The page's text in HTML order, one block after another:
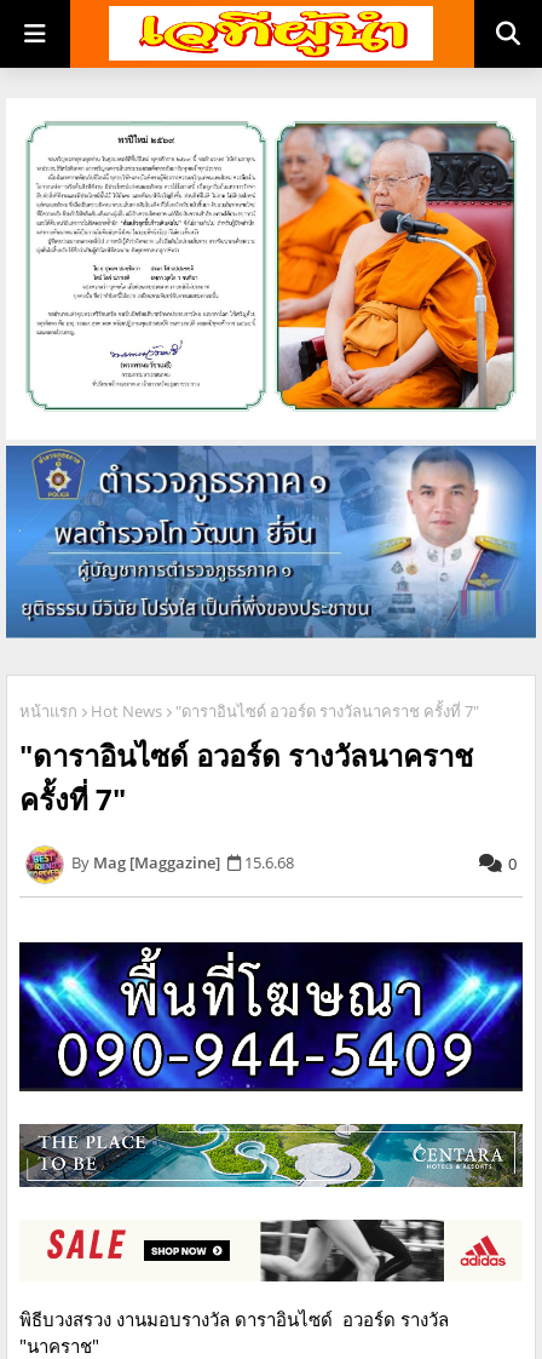
หน้าแรก Hot News "ดาราอินไซด์ อวอร์ด รางวัลนาคราช ครั้งที่ 7"
"ดาราอินไซด์ อวอร์ด รางวัลนาคราช
ครั้งที่ 7"
Mag [Maggazine] 15.6.68 0
พิธีบวงสรวง​ งานมอบรางวัล ดาราอินไซด์ อวอร์ด รางวัล​
"นาคราช"